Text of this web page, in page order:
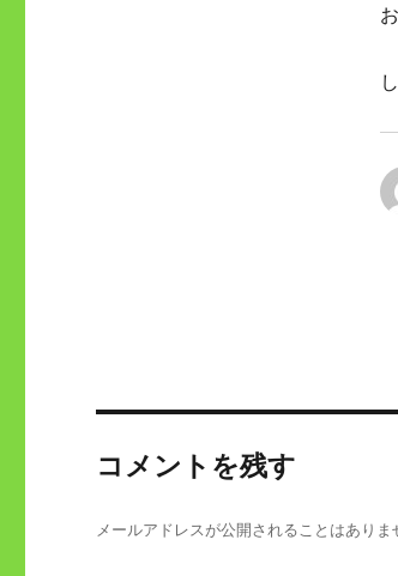
コメントを残す
メールアドレスが公開されることはありま